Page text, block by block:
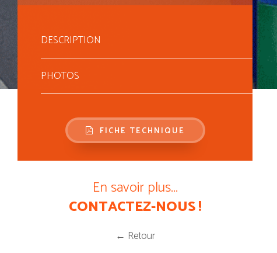
DESCRIPTION
PHOTOS
FICHE TECHNIQUE
En savoir plus...
CONTACTEZ-NOUS !
← Retour